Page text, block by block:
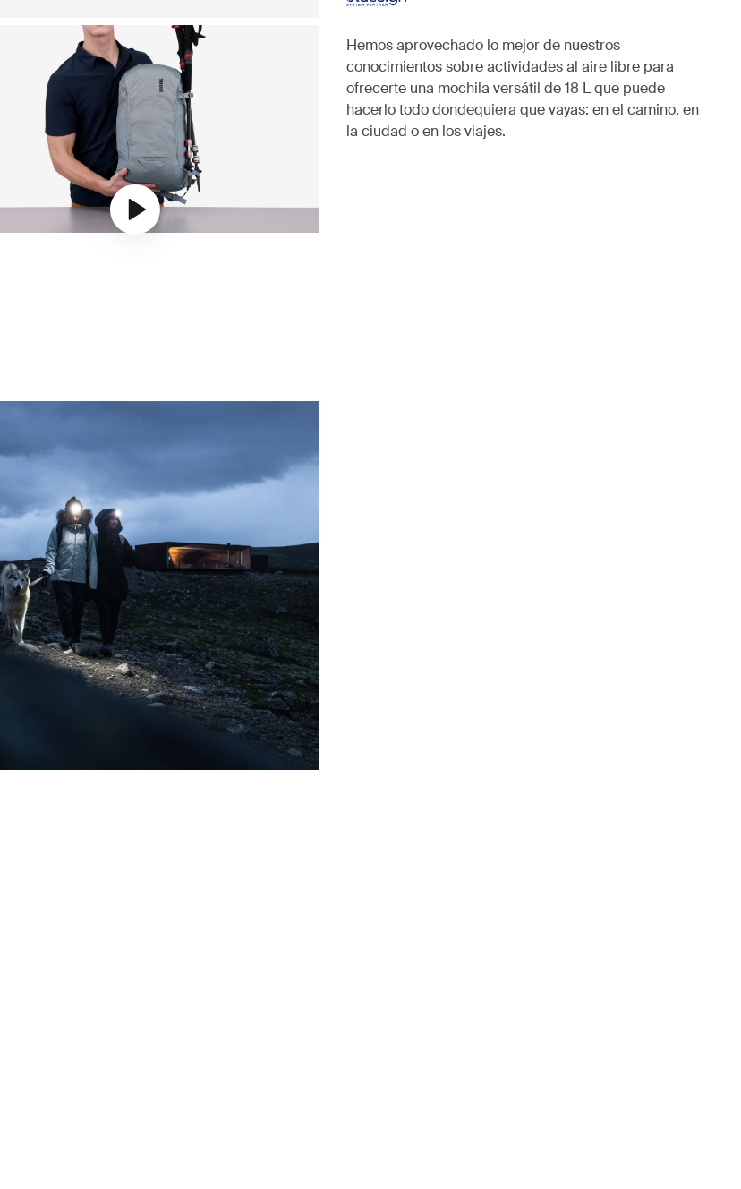
Play video
Hemos aprovechado lo mejor de nuestros
conocimientos sobre actividades al aire libre para
ofrecerte una mochila versátil de 18 L que puede
hacerlo todo dondequiera que vayas: en el camino, en
la ciudad o en los viajes.